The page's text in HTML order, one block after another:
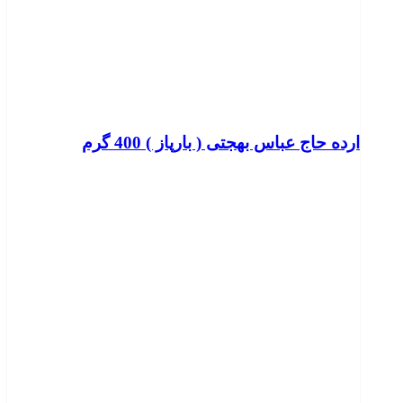
ارده حاج عباس بهجتی ( بارپاز ) 400 گرم